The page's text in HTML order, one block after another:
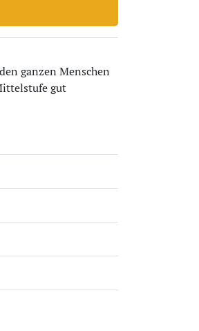
ganzen Menschen
gut